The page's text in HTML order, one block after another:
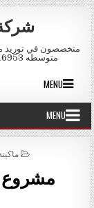
Skip to content
متخصصون في توريد
متوسطه 01211116953 هذا الرقم واتس اب فقط كود مصر 002
MENU
MENU
IN
ماكينة
مشروع